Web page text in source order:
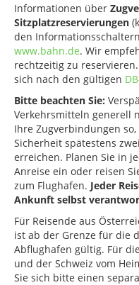
Informationen über
Sitzplatzreservierungen
den
www.bahn.de. Wir
rechtzeitig zu
sich nach den gültigen
Bitte beachten Sie:
Verkehrsmitteln generell
Ihre Zugverbindungen
Sicherheit spätestens
erreichen. Planen Sie in
Anreise ein oder reisen
zum Flughafen. Jeder
Ankunft selbst
Für Reisende aus
ist ab der Grenze für die
Abflughafen gültig. Für
und der Schweiz vom
Sie sich bitte einen